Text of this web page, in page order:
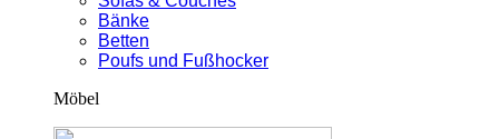
Bänke
Betten
Poufs und Fußhocker
Möbel